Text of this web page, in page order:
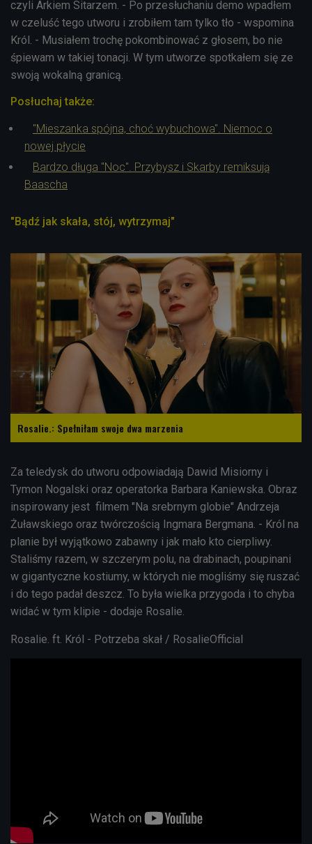
czyli Arkiem Sitarzem. - Po przesłuchaniu demo wpadłem
w czeluść tego utworu i zrobiłem tam tylko tło - wspomina
Król. - Musiałem trochę pokombinować z głosem, bo nie
śpiewam w takiej tonacji. W tym utworze spotkałem się ze
swoją wokalną granicą.
Posłuchaj także:
"Mieszanka spójna, choć wybuchowa". Niemoc o
nowej płycie
Bardzo długa "Noc". Przybysz i Skarby remiksują
Baascha
"Bądź jak skała, stój, wytrzymaj"
Rosalie.: Spełniłam swoje dwa marzenia
Za teledysk do utworu odpowiadają Dawid Misiorny i
Tymon Nogalski oraz operatorka Barbara Kaniewska. Obraz
inspirowany jest filmem "Na srebrnym globie" Andrzeja
Żuławskiego oraz twórczością Ingmara Bergmana. - Król na
planie był wyjątkowo zabawny i jak mało kto cierpliwy.
Staliśmy razem, w szczerym polu, na drabinach, poupinani
w gigantyczne kostiumy, w których nie mogliśmy się ruszać
i do tego padał deszcz. To była wielka przygoda i to chyba
widać w tym klipie - dodaje Rosalie.
Rosalie. ft. Król - Potrzeba skał / RosalieOfficial